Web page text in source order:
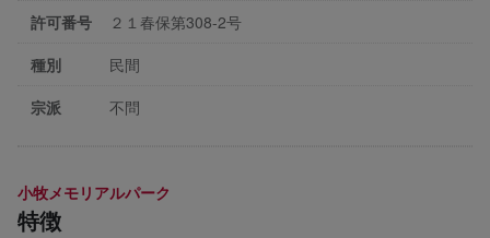
許可番号
２１春保第308-2号
種別
民間
宗派
不問
小牧メモリアルパーク
特徴